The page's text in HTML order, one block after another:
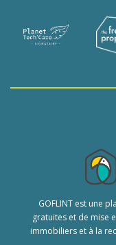
GOFLINT est une
gratuites et de mise
immobiliers et à la